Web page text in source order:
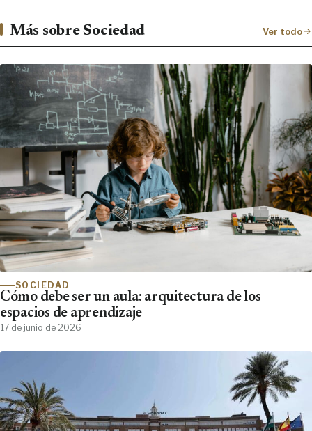
Más sobre Sociedad Ver todo
SOCIEDAD
Cómo debe ser un aula: arquitectura de los
espacios de aprendizaje
17 de junio de 2026